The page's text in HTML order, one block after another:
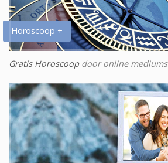
Horoscoop +
Gratis Horoscoopdoor online mediums